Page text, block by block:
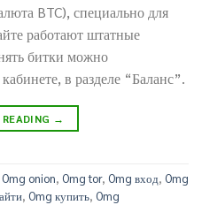
BTC), специально для
работают штатные
битки можно
в разделе “Баланс”.
→
Omg onion, Omg tor, Omg вход, Omg
, Omg купить, Omg